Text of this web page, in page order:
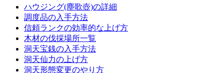
ハウジング(塵歌壺)の詳細
調度品の入手方法
信頼ランクの効率的な上げ方
木材の伐採場所一覧
洞天宝銭の入手方法
洞天仙力の上げ方
洞天形態変更のやり方